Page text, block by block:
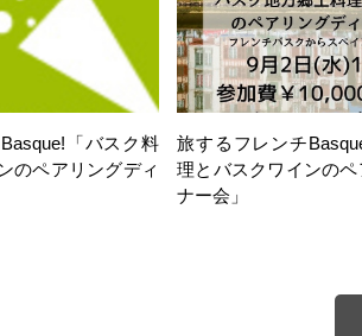
「バスク料
のペアリングディ
旅するフレンチ
理とバスクワインのペ
ナー会」